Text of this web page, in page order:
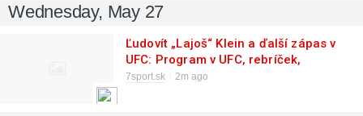
Wednesday, May 27
Ľudovít „Lajoš“ Klein a ďalší zápas v
UFC: Program v UFC, rebríček,
bilancia
7sport.sk 2m ago